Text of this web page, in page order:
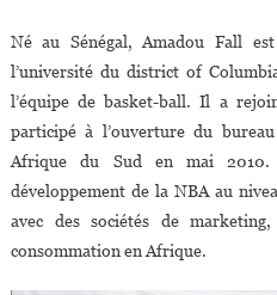
Né au Sénégal, Amadou Fall
l’université du district of
l’équipe de basket-ball. Il a
participé à l’ouverture du
Afrique du Sud en mai
développement de la NBA au
avec des sociétés de
consommation en Afrique.